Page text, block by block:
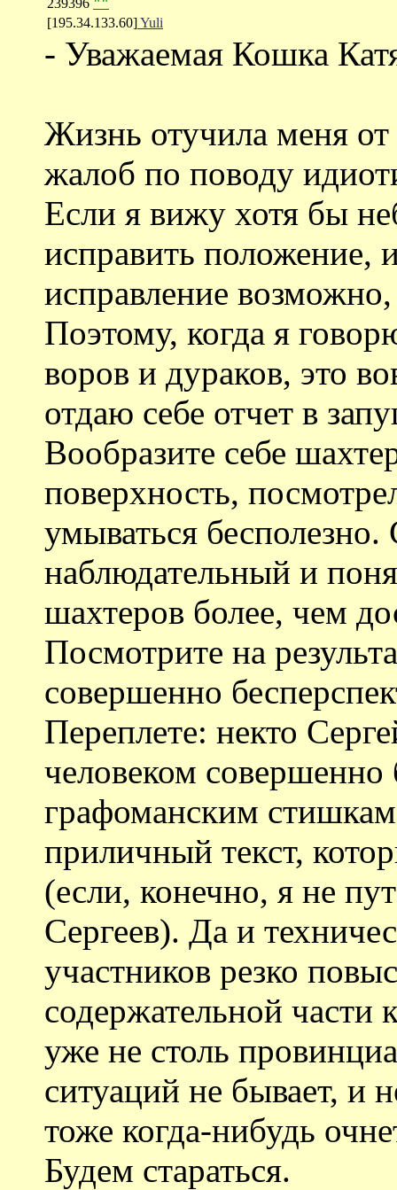
239396 ""
[195.34.133.60]Yuli
- Уважаемая Кошка
Жизнь отучила меня
жалоб по поводу
Если я вижу хотя бы
исправить положение,
исправление
Поэтому, когда я
воров и дураков, это
отдаю себе отчет в
Вообразите себе
поверхность,
умываться
наблюдательный и
шахтеров более, чем
Посмотрите на
совершенно
Переплете: некто
человеком
графоманским
приличный текст,
(если, конечно, я не
Сергеев). Да и
участников резко
содержательной части
уже не столь
ситуаций не бывает, и
тоже когда-нибудь
Будем стараться.